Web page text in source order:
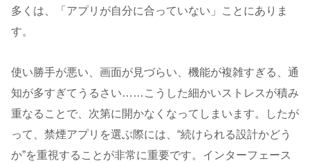
多くは、「アプリが自分に合っていない」ことにありま
す。
使い勝手が悪い、画面が見づらい、機能が複雑すぎる、通
知が多すぎてうるさい……こうした細かいストレスが積み
重なることで、次第に開かなくなってしまいます。したが
って、禁煙アプリを選ぶ際には、“続けられる設計かどう
か”を重視することが非常に重要です。インターフェース